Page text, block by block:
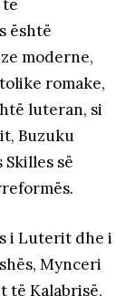
është
moderne,
romake,
luteran, si
Buzuku
së
i Luterit dhe i
Mynceri
të Kalabrisë,